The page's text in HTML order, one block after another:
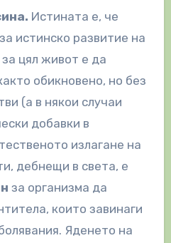
Истината е, че
истинско развитие на
цял живот е да
обикновено, но без
(а в някои случаи
добавки в
излагане на
дебнещи в света, е
за организма да
които завинаги
Яденето на